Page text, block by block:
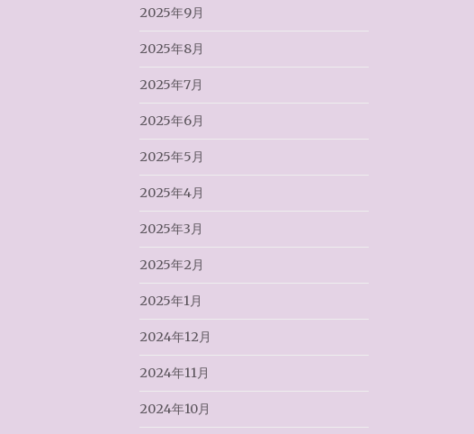
2025年9月
2025年8月
2025年7月
2025年6月
2025年5月
2025年4月
2025年3月
2025年2月
2025年1月
2024年12月
2024年11月
2024年10月